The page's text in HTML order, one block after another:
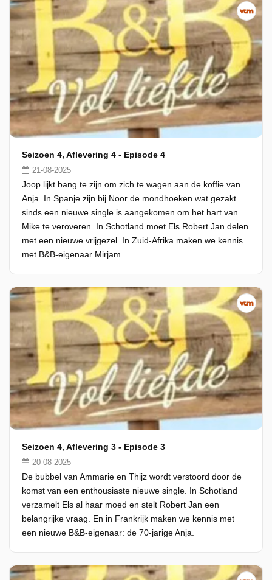
Seizoen 4, Aflevering 4 - Episode 4
21-08-2025
Joop lijkt bang te zijn om zich te wagen aan de koffie van
Anja. In Spanje zijn bij Noor de mondhoeken wat gezakt
sinds een nieuwe single is aangekomen om het hart van
Mike te veroveren. In Schotland moet Els Robert Jan delen
met een nieuwe vrijgezel. In Zuid-Afrika maken we kennis
met B&B-eigenaar Mirjam.
Seizoen 4, Aflevering 3 - Episode 3
20-08-2025
De bubbel van Ammarie en Thijz wordt verstoord door de
komst van een enthousiaste nieuwe single. In Schotland
verzamelt Els al haar moed en stelt Robert Jan een
belangrijke vraag. En in Frankrijk maken we kennis met
een nieuwe B&B-eigenaar: de 70-jarige Anja.